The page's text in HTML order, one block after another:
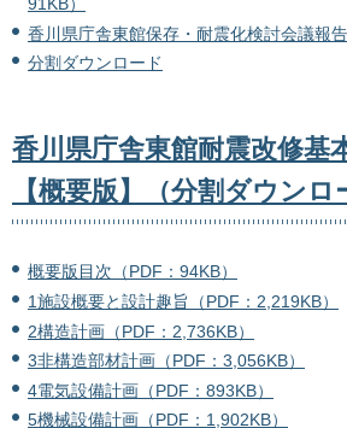
91KB）
香川県庁舎東館保存・耐震化検討会議報
分割ダウンロード
香川県庁舎東館耐震改修基
【概要版】（分割ダウンロ
概要版目次（PDF：94KB）
1施設概要と設計趣旨（PDF：2,219KB）
2構造計画（PDF：2,736KB）
3非構造部材計画（PDF：3,056KB）
4電気設備計画（PDF：893KB）
5機械設備計画（PDF：1,902KB）